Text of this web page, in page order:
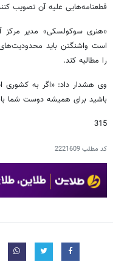
قطعنامه‌هایی علیه آن تصویب
«هنری سوکولسکی» مدیر مرکز
است واشنگتن باید
را مطالبه کند.
وی هشدار داد: «اگر به کشوری
باشید برای همیشه دوست شما
315
کد مطلب2221609